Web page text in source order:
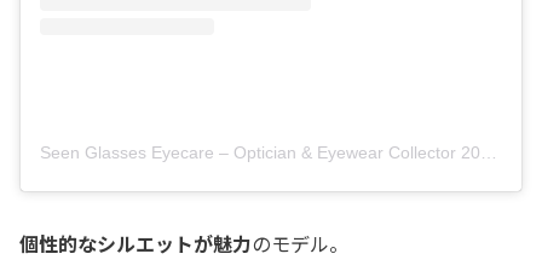
個性的なシルエットが魅力のモデル。